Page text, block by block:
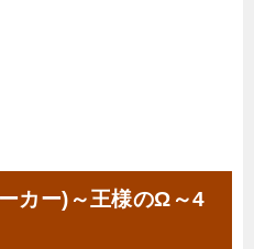
カー)～王様のΩ～4